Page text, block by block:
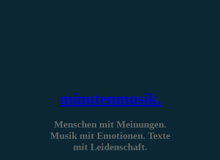
minutenmusik.
Menschen mit Meinungen.
Musik mit Emotionen. Texte
mit Leidenschaft.